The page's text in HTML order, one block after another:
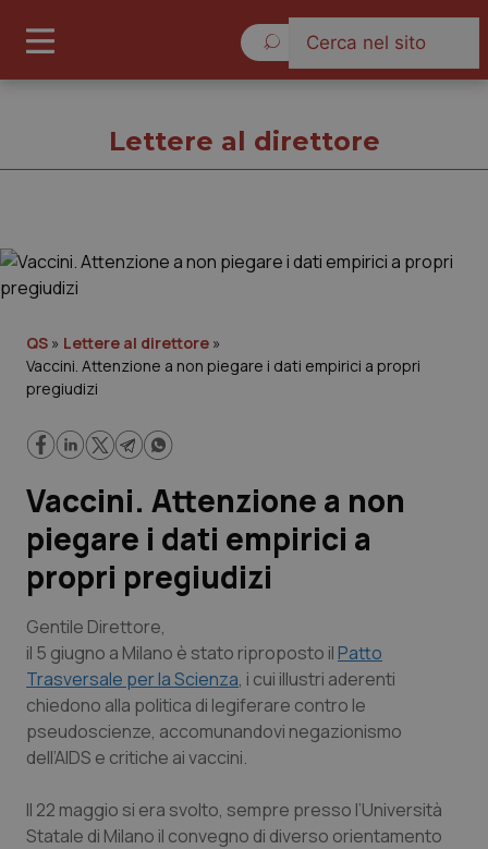
Governo e Parlamento
Regioni e Asl
Lavoro e Professioni
Scienza e Farmaci
Studi e Analisi
Lettere al direttore
Edizioni Regionali
QS Pro
Professionisti Sanitari.AI
Lettere al direttore
QS » Lettere al direttore »
Vaccini. Attenzione a non piegare i dati empirici a propri
pregiudizi
Vaccini. Attenzione a non
piegare i dati empirici a
propri pregiudizi
Gentile Direttore,
il 5 giugno a Milano è stato riproposto ilPatto
Trasversale per la Scienza, i cui illustri aderenti
chiedono alla politica di legiferare contro le
pseudoscienze, accomunandovi negazionismo
dell’AIDS e critiche ai vaccini.
Il 22 maggio si era svolto, sempre presso l’Università
Statale di Milano il convegno di diverso orientamento